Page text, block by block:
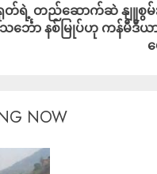
တ်ရဲ့ တည်ဆောက်ဆဲ နျူစွမ်
င်္ဘော နစ်မြုပ်ဟု ကန်မီဒီ
NOW